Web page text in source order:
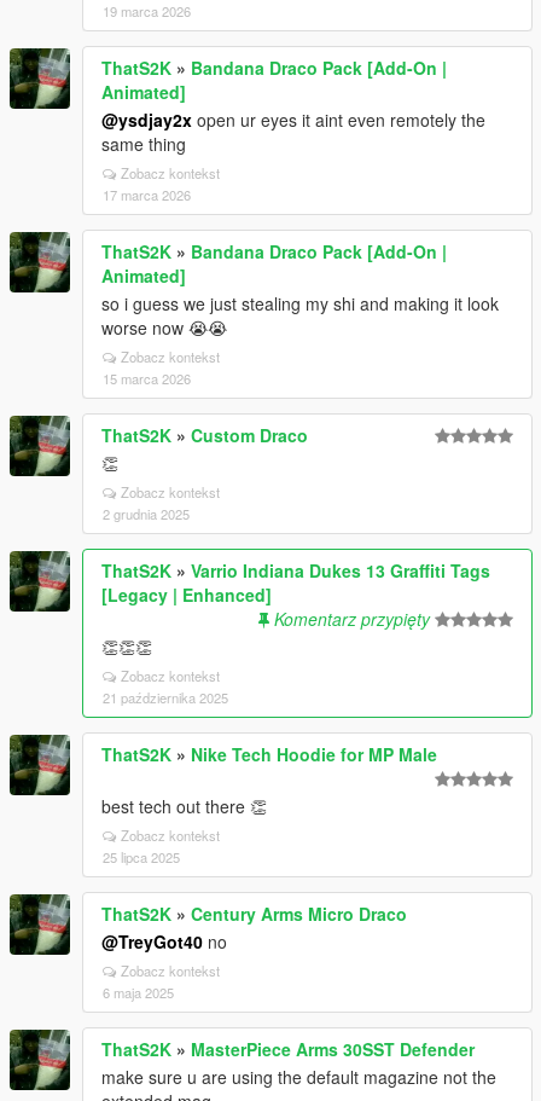
19 marca 2026
ThatS2K » Bandana Draco Pack [Add-On |
Animated]
@ysdjay2x open ur eyes it aint even remotely the
same thing
Zobacz kontekst
17 marca 2026
ThatS2K » Bandana Draco Pack [Add-On |
Animated]
so i guess we just stealing my shi and making it look
worse now 😭😭
Zobacz kontekst
15 marca 2026
ThatS2K » Custom Draco
👏
Zobacz kontekst
2 grudnia 2025
ThatS2K » Varrio Indiana Dukes 13 Graffiti Tags
[Legacy | Enhanced]
Komentarz przypięty
👏👏👏
Zobacz kontekst
21 października 2025
ThatS2K » Nike Tech Hoodie for MP Male
best tech out there 👏
Zobacz kontekst
25 lipca 2025
ThatS2K » Century Arms Micro Draco
@TreyGot40 no
Zobacz kontekst
6 maja 2025
ThatS2K » MasterPiece Arms 30SST Defender
make sure u are using the default magazine not the